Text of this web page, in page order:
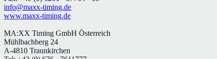
info@maxx-timing.de
www.maxx-timing.de
MA:XX Timing GmbH Österreich
Mühlbachberg 24
A-4810 Traunkirchen